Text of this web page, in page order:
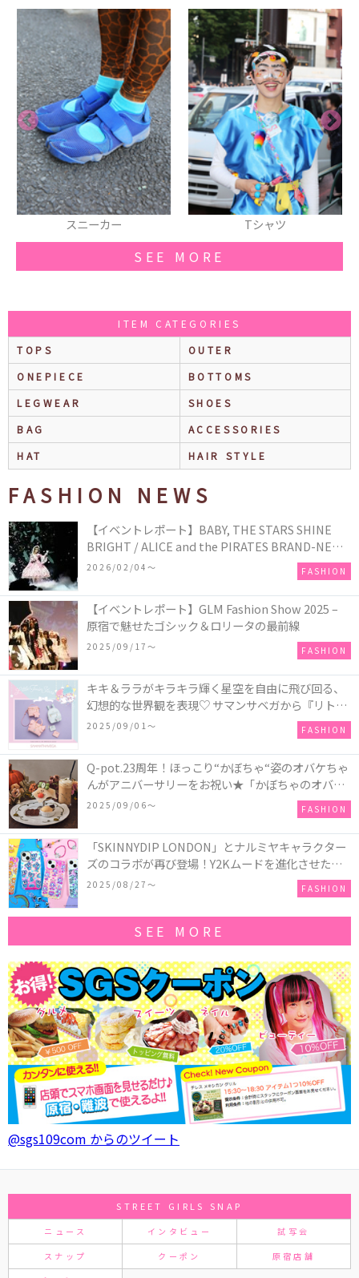
スニーカー Tシャツ
SEE MORE
ITEM CATEGORIES
TOPS
OUTER
ONEPIECE
BOTTOMS
LEGWEAR
SHOES
BAG
ACCESSORIES
HAT
HAIR STYLE
FASHION NEWS
【イベントレポート】BABY, THE STARS SHINE
BRIGHT / ALICE and the PIRATES BRAND-NEW
COLLECTION in TOKYO
2026/02/04〜 FASHION
【イベントレポート】GLM Fashion Show 2025 –
原宿で魅せたゴシック＆ロリータの最前線
2025/09/17〜 FASHION
キキ＆ララがキラキラ輝く星空を自由に飛び回る、
幻想的な世界観を表現♡ サマンサベガから『リトル
ツインスターズ』50周年アニバーサリーイヤー』を
2025/09/01〜 FASHION
Q-pot.23周年！ほっこり“かぼちゃ“姿のオバケちゃ
んがアニバーサリーをお祝い★「かぼちゃのオバケ
ーキアクセサリー」が新発売！Q-pot CAFE.では
「かぼちゃのオバケーキプレート」も登場
2025/09/06〜 FASHION
「SKINNYDIP LONDON」とナルミヤキャラクター
ズのコラボが再び登場！Y2Kムードを進化させた新
作コレクションを発売♪
2025/08/27〜 FASHION
SEE MORE
@sgs109com からのツイート
STREET GIRLS SNAP
ニュース インタビュー 試写会
スナップ クーポン 原宿店舗